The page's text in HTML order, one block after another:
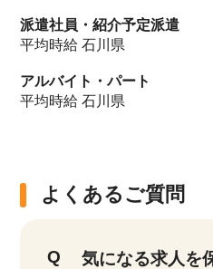
派遣社員・紹介予定派遣
平均時給 石川県
アルバイト・パート
平均時給 石川県
よくあるご質問
気になる求人を